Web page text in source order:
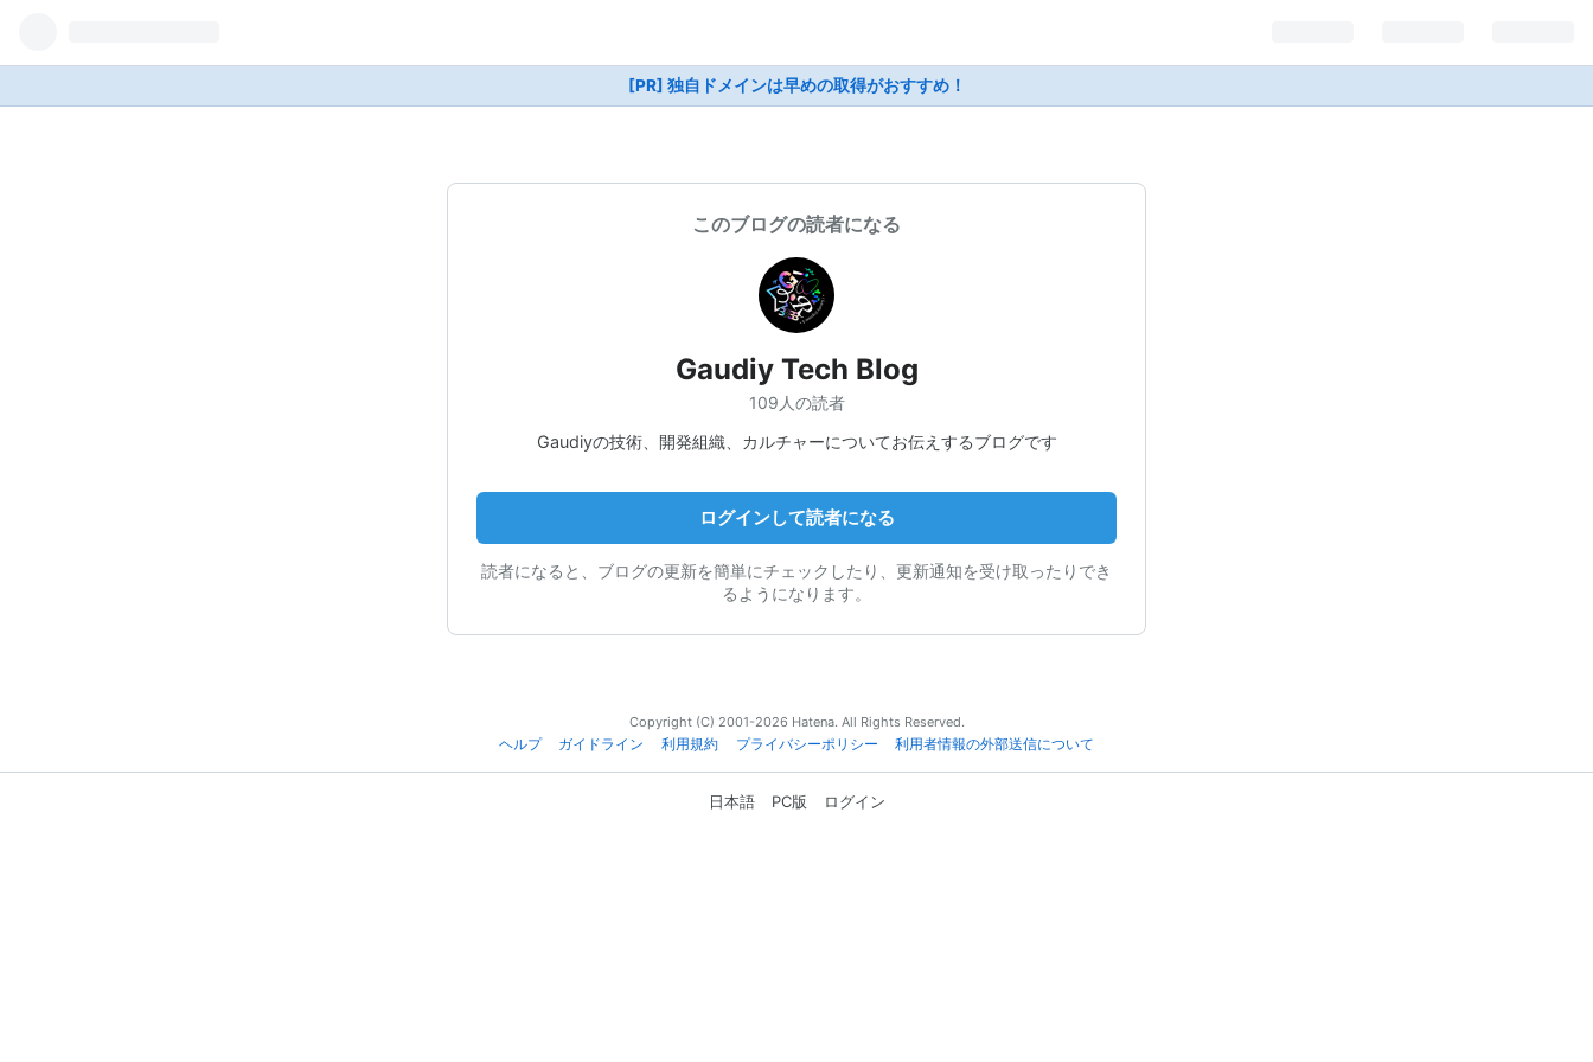
[PR] 独自ドメインは早めの取得がおすすめ！
このブログの読者になる
Gaudiy Tech Blog
109人の読者
Gaudiyの技術、開発組織、カルチャーについてお伝えするブログです
ログインして読者になる
読者になると、ブログの更新を簡単にチェックしたり、更新通知を受け取ったりでき
るようになります。
Copyright (C) 2001-2026 Hatena. All Rights Reserved.
ヘルプ
ガイドライン 利用規約 プライバシーポリシー 利用者情報の外部送信について
日本語 PC版 ログイン